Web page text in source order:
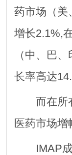
药市场（美
增长2.1%,
（中、巴
长率高达
而在所有
医药市场增
IMAP成